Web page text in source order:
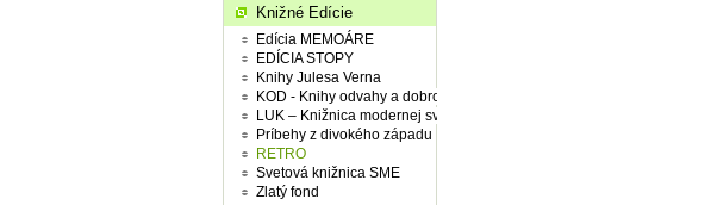
Knižné Edície
Edícia MEMOÁRE
EDÍCIA STOPY
Knihy Julesa Verna
KOD - Knihy odvahy a dobrodružství
LUK – Knižnica modernej svetovej prózy
Príbehy z divokého západu
RETRO
Svetová knižnica SME
Zlatý fond